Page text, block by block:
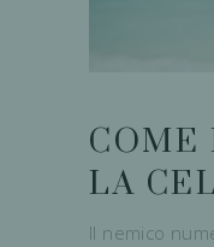
COME
LA
Il nemico